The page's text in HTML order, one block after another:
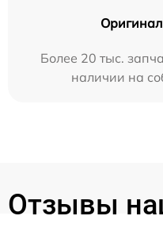
Более 20 тыс.
наличии на
Отзывы